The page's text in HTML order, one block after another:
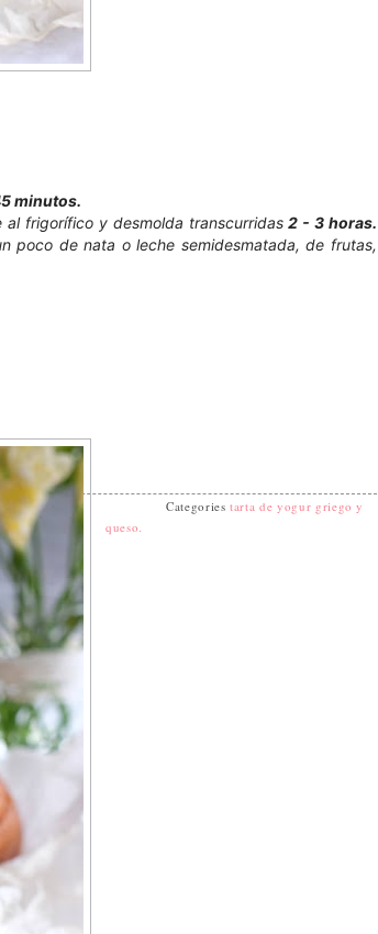
minutos.
frigorífico y desmolda transcurridas 2 - 3 horas.
poco de nata o leche semidesmatada, de frutas,
Categoriestarta de yogur griego y
queso.